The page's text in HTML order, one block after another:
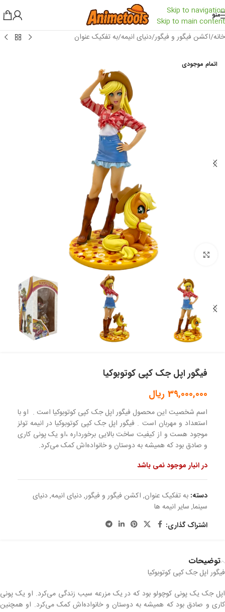
Skip to navigation
Skip to main content
منو
خانه/اکشن فیگور و فیگور/دنیای انیمه/به تفکیک عنوان
اتمام موجودی
بزرگنمایی تصویر
فیگور اپل جک کپی کوتوبوکیا
39,000,000 ریال
اسم شخصیت این محصول فیگور اپل جک کپی کوتوبوکیا است . او با
استعداد و مهربان است . فیگور اپل جک کپی کوتوبوکیا در انیمه تولز
موجود هست و از کیفیت ساخت بالایی برخورداره ،او یک پونی کاری
و صادق بود که همیشه به دوستان و خانواده‌اش کمک می‌کرد.
در انبار موجود نمی باشد
دسته: به تفکیک عنوان, اکشن فیگور و فیگور,دنیای انیمه,دنیای
سینما, سایر انیمه ها
اشتراک گذاری:
توضیحات
فیگور اپل جک کپی کوتوبوکیا
اپل جک یک پونی کوچولو بود که در یک مزرعه سیب زندگی می‌کرد. او یک پونی
کاری و صادق بود که همیشه به دوستان و خانواده‌اش کمک می‌کرد. او همچنین